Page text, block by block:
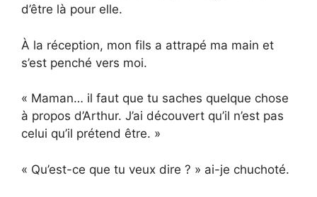
d’être là pour elle.
À la réception, mon fils a attrapé ma main et
s’est penché vers moi.
« Maman… il faut que tu saches quelque chose
à propos d’Arthur. J’ai découvert qu’il n’est pas
celui qu’il prétend être. »
« Qu’est-ce que tu veux dire ? » ai-je chuchoté.